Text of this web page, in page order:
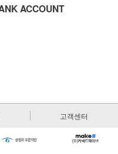
ACCOUNT
고객센터